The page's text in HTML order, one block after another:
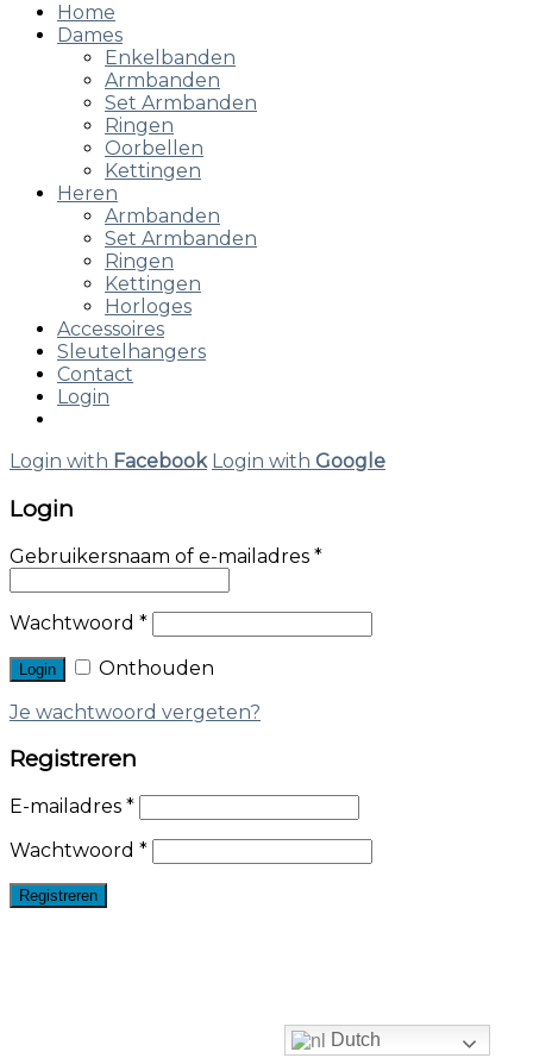
Home
Dames
Enkelbanden
Armbanden
Set Armbanden
Ringen
Oorbellen
Kettingen
Heren
Armbanden
Set Armbanden
Ringen
Kettingen
Horloges
Accessoires
Sleutelhangers
Contact
Login
Dutch
Login with Facebook Login with Google
Login
Gebruikersnaam of e-mailadres *
Wachtwoord *
Onthouden
Je wachtwoord vergeten?
Registreren
E-mailadres *
Wachtwoord *